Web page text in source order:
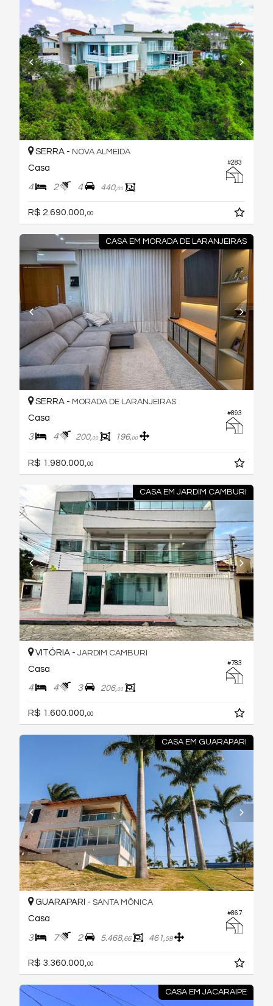
#283
SERRA - NOVA ALMEIDA
Casa
4 2 4 440,00
R$ 2.690.000, 00
CASA EM MORADA DE LARANJEIRAS
#893
SERRA - MORADA DE LARANJEIRAS
Casa
3 4 200,00 196,00
R$ 1.980.000, 00
CASA EM JARDIM CAMBURI
#783
VITÓRIA - JARDIM CAMBURI
Casa
4 4 3 206,00
R$ 1.600.000, 00
CASA EM GUARAPARI
#867
GUARAPARI - SANTA MÔNICA
Casa
3 7 2 5.468,66 461,59
R$ 3.360.000,00
CASA EM JACARAIPE